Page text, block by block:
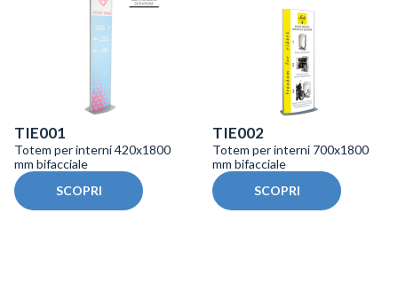
TIE001
Totem per interni 420x1800
mm bifacciale
SCOPRI
TIE002
Totem per interni 700x1800
mm bifacciale
SCOPRI